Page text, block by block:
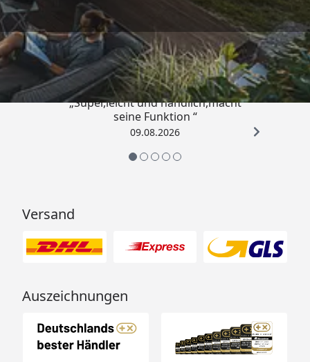
Zugelassenes
Gesamtgewicht
Benutzbar durch
2-3 Kinder im Alter
von 3 bis 14
Jahren, unter
jeweils 50 kg
Paketmaße (B x T x H)
240 × 90 × 24 cm /
100 kg (Spielturm)
240 × 10 × 27 cm /
Anbauplattformankerbedarf
8 Stück
Dachschindelbedarf
1 Paket
(optional
Trusted Shops
4,81/ 5
„Super,leicht und handlich,macht
seine Funktion “
09.08.2026
Versand
Auszeichnungen